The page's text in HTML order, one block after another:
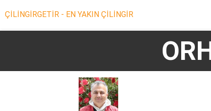
ÇİLİNGİRGETİR - EN YAKIN ÇİLİNGİR